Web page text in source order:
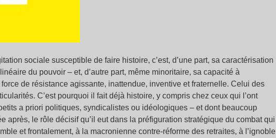
sociale susceptible de faire histoire, c’est, d’une part, sa caractérisation
du pouvoir – et, d’autre part, même minoritaire, sa capacité à
de résistance agissante, inattendue, inventive et fraternelle. Celui des
C’est pourquoi il fait déjà histoire, y compris chez ceux qui l’ont
a priori politiques, syndicalistes ou idéologiques – et dont beaucoup
après, le rôle décisif qu’il eut dans la préfiguration stratégique du combat qui
et frontalement, à la macronienne contre-réforme des retraites, à l’ignoble